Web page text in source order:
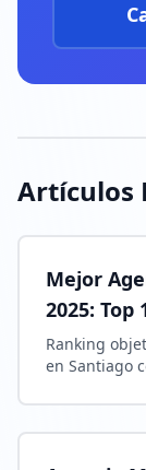
Artículos
Mejor
2025: Top
Ranking
en Santiago